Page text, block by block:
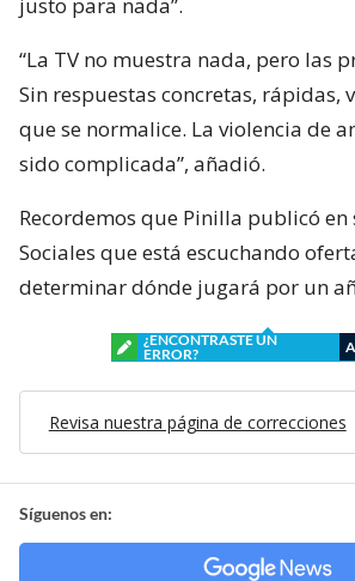
“La TV no muestra nada, pero las
Sin respuestas concretas, rápidas,
que se normalice. La violencia de
sido complicada”, añadió.
Recordemos que Pinilla publicó en
Sociales que está escuchando
determinar dónde jugará por un
¿ENCONTRASTE UN
ERROR?
Revisa nuestra página de correcciones
Síguenos en: